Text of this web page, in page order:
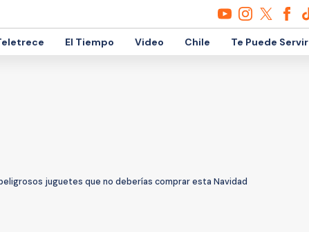
El Tiempo Video Chile Te Puede Servir
juguetes que no deberías comprar esta Navidad